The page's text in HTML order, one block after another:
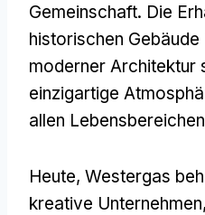
Gemeinschaft. Die
historischen
moderner Architektur
einzigartige
allen
Heute, Westergas
kreative